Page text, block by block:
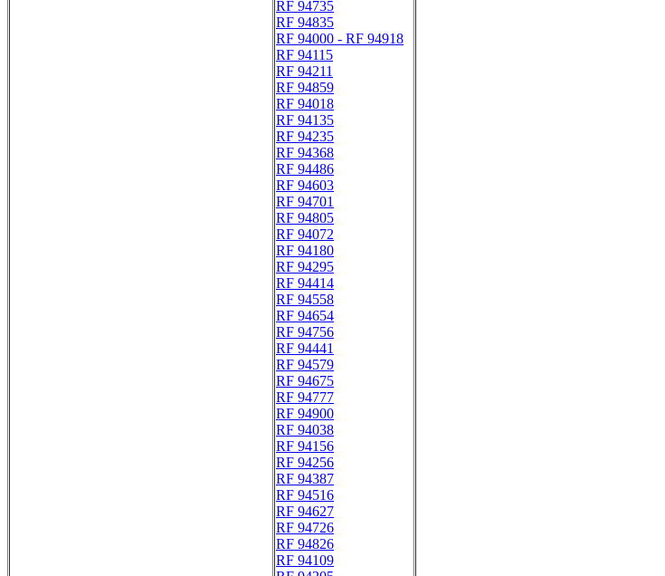
RF 94735
RF 94835
RF 94000 - RF 94918
RF 94115
RF 94211
RF 94859
RF 94018
RF 94135
RF 94235
RF 94368
RF 94486
RF 94603
RF 94701
RF 94805
RF 94072
RF 94180
RF 94295
RF 94414
RF 94558
RF 94654
RF 94756
RF 94441
RF 94579
RF 94675
RF 94777
RF 94900
RF 94038
RF 94156
RF 94256
RF 94387
RF 94516
RF 94627
RF 94726
RF 94826
RF 94109